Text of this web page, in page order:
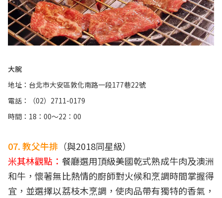
大腕
地址：台北市大安區敦化南路一段177巷22號
電話：（02）2711-0179
時間：18：00～22：00
07. 教父牛排 （與2018同星級）
米其林觀點： 餐廳選用頂級美國乾式熟成牛肉及澳洲
和牛，懷著無比熱情的廚師對火候和烹調時間掌握得
宜，並選擇以荔枝木烹調，使肉品帶有獨特的香氣，